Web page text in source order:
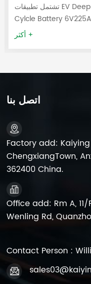
تشتمل تطبيقات EV Deep
Cylcle Battery
ناقلات الأفراد ، والمصاعد
، والمركبات الكهربائية
السرعة ، ومعدات مناولة
أكثر +
اتصل بنا
Factory add:
ChengxiangTown,
362400 China.
Office add: Rm A,
Wenling Rd,
Contact Person :